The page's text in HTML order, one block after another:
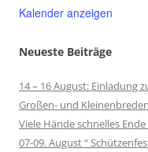
Kalender anzeigen
Neueste Beiträge
14 – 16 August: Einladung
Großen- und Kleinenbreden
Viele Hände schnelles
07-09. August “